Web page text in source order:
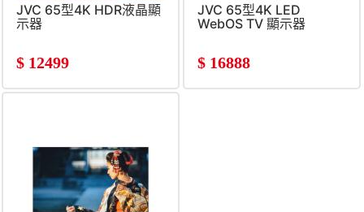
JVC 65型4K HDR液晶顯
示器
$ 12499
JVC 65型4K LED
WebOS TV 顯示器
$ 16888